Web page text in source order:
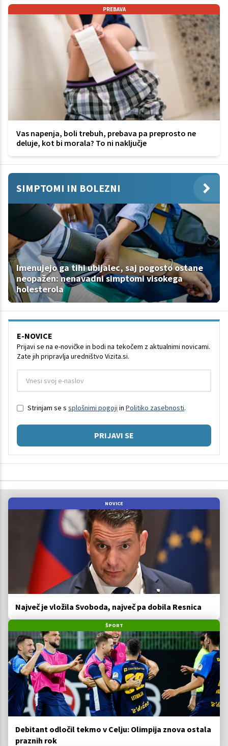
PREBAVA
Vas napenja, boli trebuh, prebava pa preprosto ne
deluje, kot bi morala? To ni naključje
SIMPTOMI IN BOLEZNI
Imenujejo ga tihi ubijalec, saj pogosto ostane
neopažen: nenavadni simptomi visokega
holesterola
E-NOVICE
Prijavi se na e-novičke in bodi na tekočem z aktualnimi novicami.
Zate jih pripravlja uredništvo Vizita.si.
Strinjam se s splošnimi pogoji in Politiko zasebnosti.
PRIJAVI SE
NOVICE
Največ je vložila Svoboda, največ pa dobila Resnica
ŠPORT
Debitant odločil tekmo v Celju: Olimpija znova ostala
praznih rok